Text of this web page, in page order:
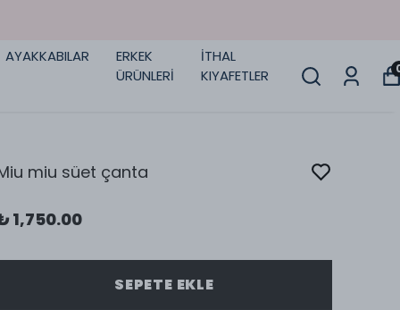
AYAKKABILAR
ERKEK
ÜRÜNLERİ
İTHAL
KIYAFETLER
miu süet çanta
1,750.00
SEPETE EKLE